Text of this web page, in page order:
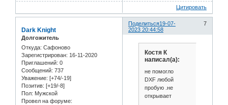
Цитировать
Поделиться 7
19-07-
2023 20:44:58
Dark Knight
Долгожитель
Откуда: Сафоново
Зарегистрирован: 16-11-2020
Приглашений: 0
Сообщений: 737
Уважение: [+74/-19]
Позитив: [+19/-8]
Пол: Мужской
Провел на форуме:
Костя К
написал(а):
не помогло
DXF любой
пробую .не
открывает